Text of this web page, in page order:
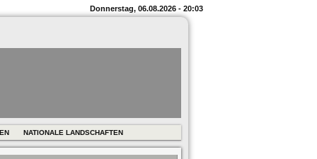
Donnerstag, 06.08.2026 - 20:03
NATIONALE LANDSCHAFTEN